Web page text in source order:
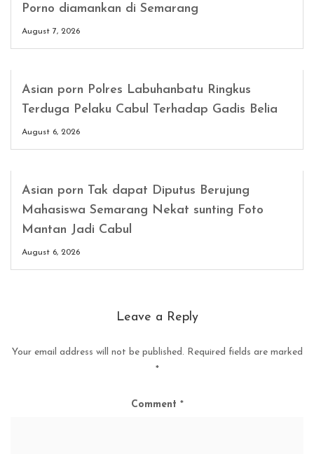
Porno diamankan di Semarang
August 7, 2026
Asian porn Polres Labuhanbatu Ringkus
Terduga Pelaku Cabul Terhadap Gadis Belia
August 6, 2026
Asian porn Tak dapat Diputus Berujung
Mahasiswa Semarang Nekat sunting Foto
Mantan Jadi Cabul
August 6, 2026
Leave a Reply
Your email address will not be published. Required fields are marked
*
Comment *